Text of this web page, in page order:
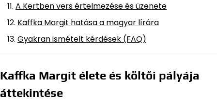
A Kertben vers értelmezése és üzenete
Kaffka Margit hatása a magyar lírára
Gyakran ismételt kérdések (FAQ)
Kaffka Margit élete és költői pályája
áttekintése